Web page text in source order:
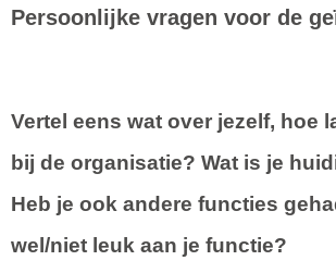
Persoonlijke vragen voor de
Vertel eens wat over jezelf, hoe
bij de organisatie? Wat is je
Heb je ook andere functies
wel/niet leuk aan je functie?